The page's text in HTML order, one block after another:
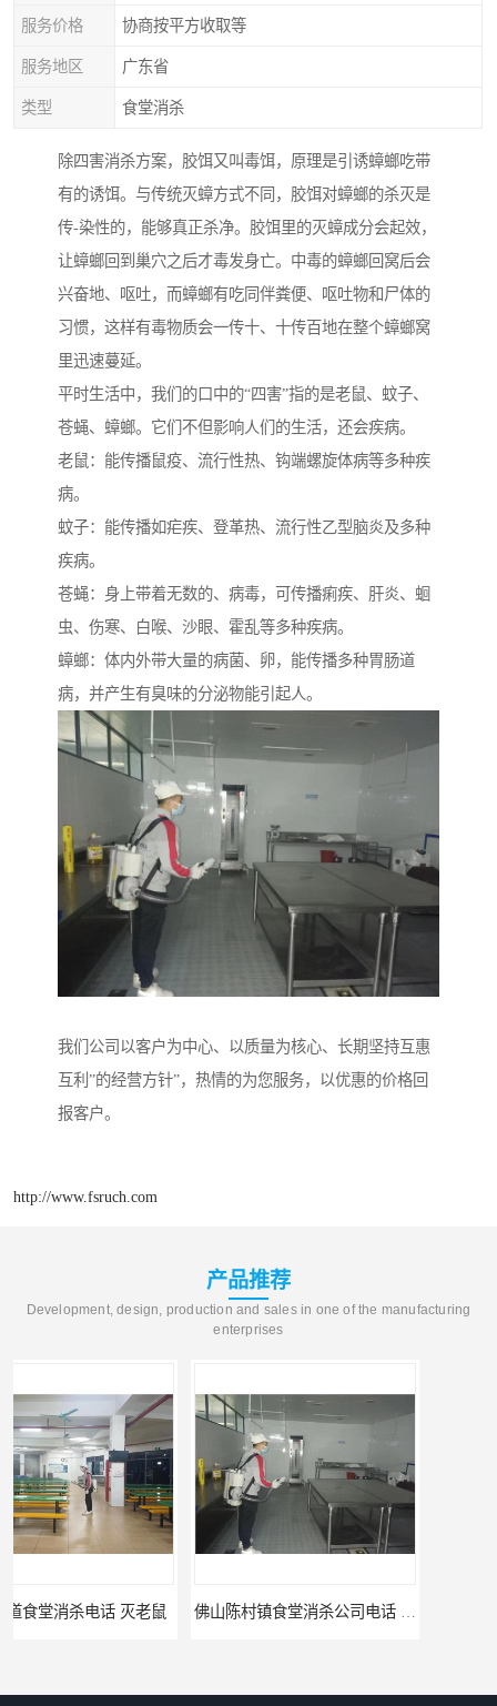
服务价格 协商按平方收取等
服务地区 广东省
类型 食堂消杀
除四害消杀方案，胶饵又叫毒饵，原理是引诱蟑螂吃带
有的诱饵。与传统灭蟑方式不同，胶饵对蟑螂的杀灭是
传-染性的，能够真正杀净。胶饵里的灭蟑成分会起效，
让蟑螂回到巢穴之后才毒发身亡。中毒的蟑螂回窝后会
兴奋地、呕吐，而蟑螂有吃同伴粪便、呕吐物和尸体的
习惯，这样有毒物质会一传十、十传百地在整个蟑螂窝
里迅速蔓延。
平时生活中，我们的口中的“四害”指的是老鼠、蚊子、
苍蝇、蟑螂。它们不但影响人们的生活，还会疾病。
老鼠：能传播鼠疫、流行性热、钩端螺旋体病等多种疾
病。
蚊子：能传播如疟疾、登革热、流行性乙型脑炎及多种
疾病。
苍蝇：身上带着无数的、病毒，可传播痢疾、肝炎、蛔
虫、伤寒、白喉、沙眼、霍乱等多种疾病。
蟑螂：体内外带大量的病菌、卵，能传播多种胃肠道
病，并产生有臭味的分泌物能引起人。
我们公司以客户为中心、以质量为核心、长期坚持互惠
互利”的经营方针”，热情的为您服务，以优惠的价格回
报客户。
http://www.fsruch.com
产品推荐
Development, design, production and sales in one of the manufacturing
enterprises
佛山陈村镇食堂消杀公司电话 陈村食堂灭鼠